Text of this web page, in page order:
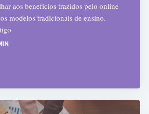
aos benefícios trazidos pelo online
modelos tradicionais de ensino.